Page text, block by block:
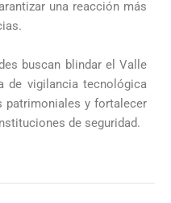
una reacción más
buscan blindar el Valle
de vigilancia tecnológica
patrimoniales y fortalecer
de seguridad.